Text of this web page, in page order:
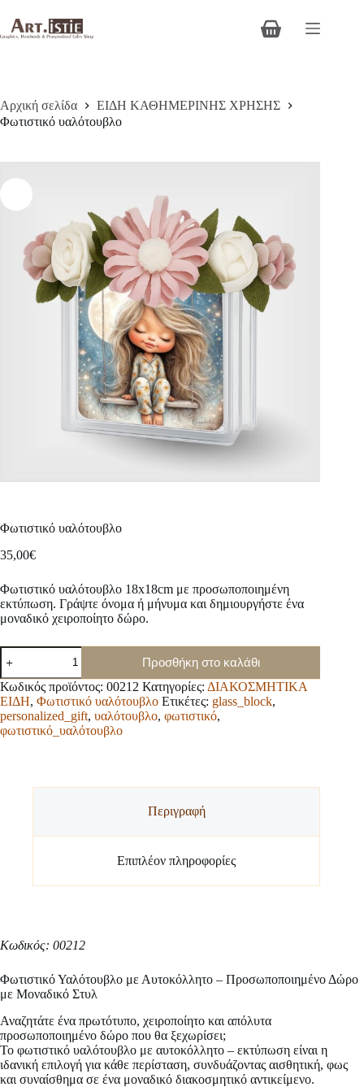
στο
περιεχόμενο
Καλάθι
Αρχική σελίδα
ΕΙΔΗ ΚΑΘΗΜΕΡΙΝΗΣ ΧΡΗΣΗΣ
Φωτιστικό υαλότουβλο
Φωτιστικό υαλότουβλο
35,00€
Φωτιστικό υαλότουβλο 18x18cm με προσωποποιημένη
εκτύπωση. Γράψτε όνομα ή μήνυμα και δημιουργήστε ένα
μοναδικό χειροποίητο δώρο.
Φωτιστικό
υαλότουβλο
ποσότητα
Προσθήκη στο καλάθι
Κωδικός προϊόντος: 00212 Κατηγορίες: ΔΙΑΚΟΣΜΗΤΙΚΑ
ΕΙΔΗ, Φωτιστικό υαλότουβλο Ετικέτες: glass_block,
personalized_gift, υαλότουβλο, φωτιστικό,
φωτιστικό_υαλότουβλο
Περιγραφή
Επιπλέον πληροφορίες
Κωδικός: 00212
Φωτιστικό Υαλότουβλο με Αυτοκόλλητο – Προσωποποιημένο Δώρο
με Μοναδικό Στυλ
Αναζητάτε ένα πρωτότυπο, χειροποίητο και απόλυτα
προσωποποιημένο δώρο που θα ξεχωρίσει;
Το φωτιστικό υαλότουβλο με αυτοκόλλητο – εκτύπωση είναι η
ιδανική επιλογή για κάθε περίσταση, συνδυάζοντας αισθητική, φως
και συναίσθημα σε ένα μοναδικό διακοσμητικό αντικείμενο.